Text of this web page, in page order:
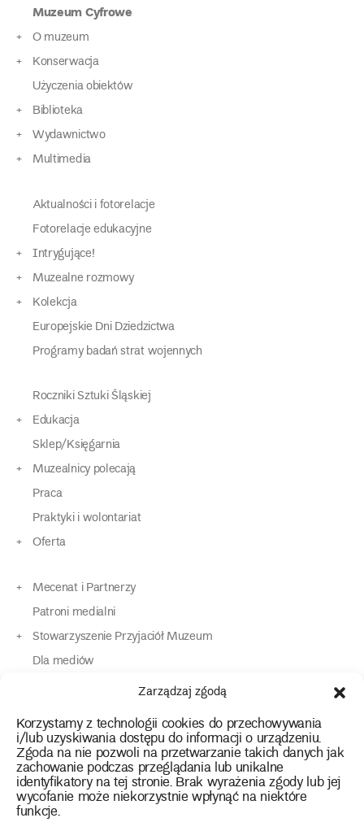
Zarządzaj zgodą
Korzystamy z technologii cookies do przechowywania
i/lub uzyskiwania dostępu do informacji o urządzeniu.
Zgoda na nie pozwoli na przetwarzanie takich danych jak
zachowanie podczas przeglądania lub unikalne
identyfikatory na tej stronie. Brak wyrażenia zgody lub jej
wycofanie może niekorzystnie wpłynąć na niektóre
funkcje.
Muzeum Cyfrowe
O muzeum
Konserwacja
Użyczenia obiektów
Biblioteka
Wydawnictwo
Multimedia
Aktualności i fotorelacje
Fotorelacje edukacyjne
Intrygujące!
Muzealne rozmowy
Kolekcja
Europejskie Dni Dziedzictwa
Programy badań strat wojennych
Roczniki Sztuki Śląskiej
Edukacja
Sklep/Księgarnia
Muzealnicy polecają
Praca
Praktyki i wolontariat
Oferta
Mecenat i Partnerzy
Patroni medialni
Stowarzyszenie Przyjaciół Muzeum
Dla mediów
Dla osób o specjalnych potrzebach
Kontakt
instagram
twitterfacebookyoutube
tiktok
Polityka prywatności